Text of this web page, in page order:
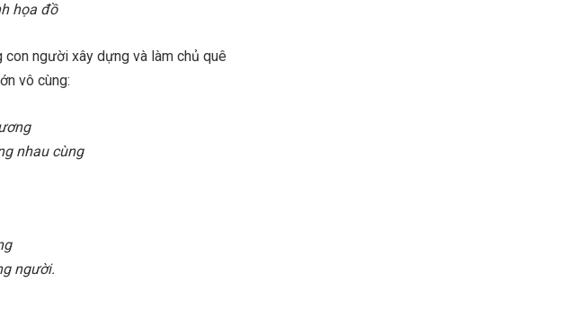
họa đồ
người xây dựng và làm chủ quê
vô cùng:
nhau cùng
người.